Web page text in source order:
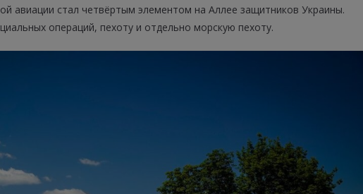
авиации стал четвёртым элементом на Аллее защитников Украины.
операций, пехоту и отдельно морскую пехоту.